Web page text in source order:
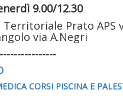
9.00/12.30
Territoriale Prato APS
via A.Negri
CORSI PISCINA E